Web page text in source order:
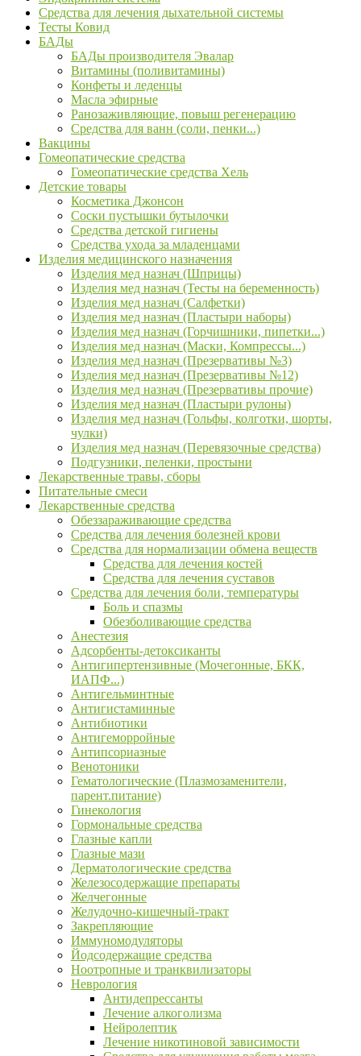
Средства для лечения дыхательной системы
Тесты Ковид
БАДы
БАДы производителя Эвалар
Витамины (поливитамины)
Конфеты и леденцы
Масла эфирные
Ранозаживляющие, повыш регенерацию
Средства для ванн (соли, пенки...)
Вакцины
Гомеопатические средства
Гомеопатические средства Хель
Детские товары
Косметика Джонсон
Соски пустышки бутылочки
Средства детской гигиены
Средства ухода за младенцами
Изделия медицинского назначения
Изделия мед назнач (Шприцы)
Изделия мед назнач (Тесты на беременность)
Изделия мед назнач (Салфетки)
Изделия мед назнач (Пластыри наборы)
Изделия мед назнач (Горчишники, пипетки...)
Изделия мед назнач (Маски, Компрессы...)
Изделия мед назнач (Презервативы №3)
Изделия мед назнач (Презервативы №12)
Изделия мед назнач (Презервативы прочие)
Изделия мед назнач (Пластыри рулоны)
Изделия мед назнач (Гольфы, колготки, шорты,
чулки)
Изделия мед назнач (Перевязочные средства)
Подгузники, пеленки, простыни
Лекарственные травы, сборы
Питательные смеси
Лекарственные средства
Обеззараживающие средства
Средства для лечения болезней крови
Средства для нормализации обмена веществ
Средства для лечения костей
Средства для лечения суставов
Средства для лечения боли, температуры
Боль и спазмы
Обезболивающие средства
Анестезия
Адсорбенты-детоксиканты
Антигипертензивные (Мочегонные, БКК,
ИАПФ...)
Антигельминтные
Антигистаминные
Антибиотики
Антигеморройные
Антипсориазные
Венотоники
Гематологические (Плазмозаменители,
парент.питание)
Гинекология
Гормональные средства
Глазные капли
Глазные мази
Дерматологические средства
Железосодержащие препараты
Желчегонные
Желудочно-кишечный-тракт
Закрепляющие
Иммуномодуляторы
Йодсодержащие средства
Ноотропные и транквилизаторы
Неврология
Антидепрессанты
Лечение алкоголизма
Нейролептик
Лечение никотиновой зависимости